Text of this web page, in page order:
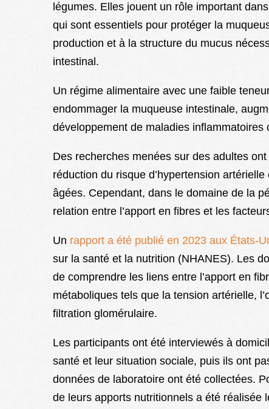
légumes. Elles jouent un rôle important
qui sont essentiels pour protéger la
production et à la structure du mucus
intestinal.
Un régime alimentaire avec une faible
endommager la muqueuse intestinale,
développement de maladies inflammatoires
Des recherches menées sur des adultes
réduction du risque d’hypertension
âgées. Cependant, dans le domaine de la
relation entre l’apport en fibres et les
Un rapport a été publié en 2023 aux États-
sur la santé et la nutrition (NHANES). Les
de comprendre les liens entre l’apport en
métaboliques tels que la tension artérielle,
filtration glomérulaire.
Les participants ont été interviewés à
santé et leur situation sociale, puis ils ont
données de laboratoire ont été collectées.
de leurs apports nutritionnels a été réalisée